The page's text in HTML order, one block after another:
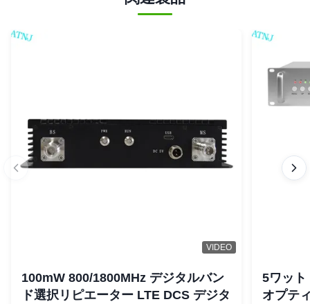
VIDEO
100mW 800/1800MHz デジタルバン
ド選択リピエーター LTE DCS デジタ
5ワット
オプテ